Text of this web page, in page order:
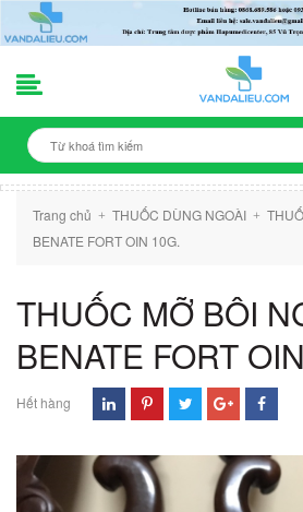
Trang chủ + THUỐC DÙNG NGOÀI +
BENATE FORT OIN 10G.
THUỐC MỠ BÔI
BENATE FORT
Hết hàng